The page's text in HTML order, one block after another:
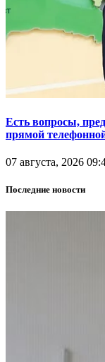
Есть вопросы,
прямой
07 августа, 2026
Последние новости